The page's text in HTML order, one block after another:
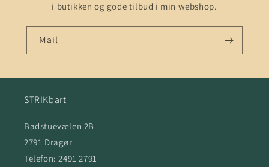
i butikken og gode tilbud i min webshop.
Mail
STRIKbart
Badstuevælen 2B
2791 Dragør
Telefon: 2491 2791